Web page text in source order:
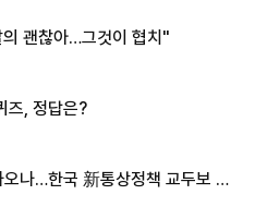
괜찮아…그것이 협치"
즈, 정답은?
나…한국 新통상정책 교두보 활